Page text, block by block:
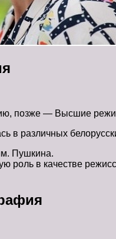
позже — Высшие
в различных
Пушкина.
роль в качестве